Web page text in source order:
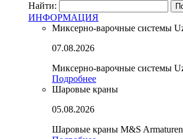
Найти:
ИНФОРМАЦИЯ
Миксерно-варочные системы
07.08.2026
Миксерно-варочные системы
Подробнее
Шаровые краны
05.08.2026
Шаровые краны M&S